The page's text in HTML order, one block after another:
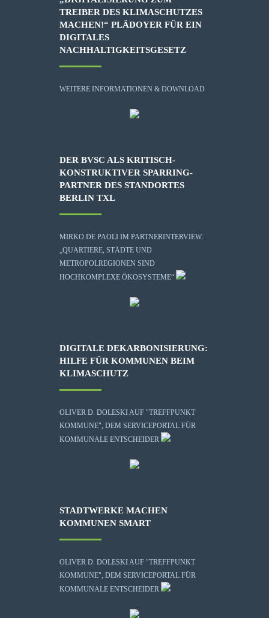
TREIBER DES KLIMASCHUTZES
MACHEN!“ PLÄDOYER FÜR EIN
DIGITALES
NACHHALTIGKEITSGESETZ
WEITERE INFORMATIONEN & DOWNLOAD
DER BVSC ALS KRITISCH-
KONSTRUKTIVER SPARRING-
PARTNER DES STANDORTES
BERLIN TXL
MIRKO DE PAOLI IM PARTNERINTERVIEW:
„QUARTIERE, STÄDTE UND
METROPOLREGIONEN SIND
HOCHKOMPLEXE ÖKOSYSTEME“
DIGITALE DEKARBONISIERUNG:
HILFE FÜR KOMMUNEN BEIM
KLIMASCHUTZ
OLIVER D. DOLESKI AUF "TREFFPUNKT
KOMMUNE", DEM SERVICEPORTAL FÜR
KOMMUNALE ENTSCHEIDER
STADTWERKE MACHEN
KOMMUNEN SMART
OLIVER D. DOLESKI AUF "TREFFPUNKT
KOMMUNE", DEM SERVICEPORTAL FÜR
KOMMUNALE ENTSCHEIDER